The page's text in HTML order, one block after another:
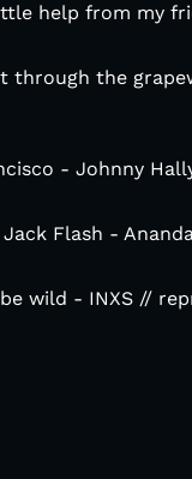
help from my
through the
- Johnny
Flash -
wild - INXS //